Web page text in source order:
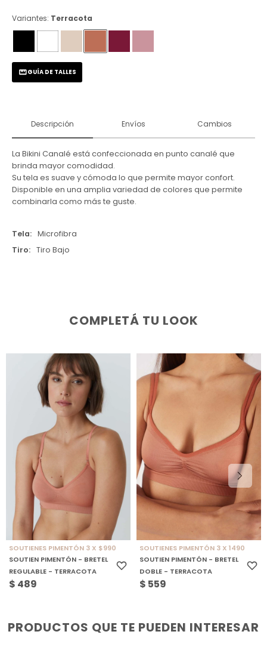
Variantes: Terracota
GUÍA DE TALLES
Descripción Envíos Cambios
La Bikini Canalé está confeccionada en punto canalé que
brinda mayor comodidad.
Su tela es suave y cómoda lo que permite mayor confort.
Disponible en una amplia variedad de colores que permite
combinarla como más te guste.
Tela
Microfibra
Tiro
Tiro Bajo
COMPLETÁ TU LOOK
SOUTIENES PIMENTÓN 3 X $990
SOUTIEN PIMENTÓN - BRETEL
REGULABLE - TERRACOTA
$ 489
SOUTIENES PIMENTÓN 3 X 1490
SOUTIEN PIMENTÓN - BRETEL
DOBLE - TERRACOTA
$ 559
PRODUCTOS QUE TE PUEDEN INTERESAR